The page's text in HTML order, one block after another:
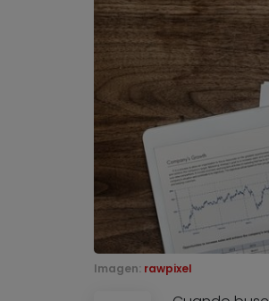
Imagen: rawpixel